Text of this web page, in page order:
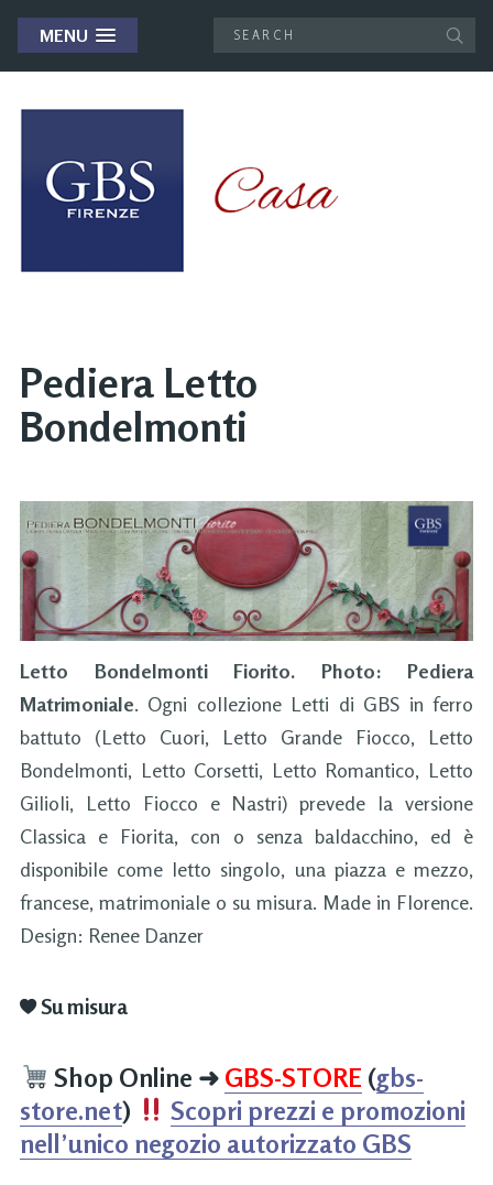
MENU
Pediera Letto
Bondelmonti
Letto Bondelmonti Fiorito. Photo: Pediera
Matrimoniale. Ogni collezione Letti di GBS in ferro
battuto (Letto Cuori, Letto Grande Fiocco, Letto
Bondelmonti, Letto Corsetti, Letto Romantico, Letto
Gilioli, Letto Fiocco e Nastri) prevede la versione
Classica e Fiorita, con o senza baldacchino, ed è
disponibile come letto singolo, una piazza e mezzo,
francese, matrimoniale o su misura. Made in Florence.
Design: Renee Danzer
Su misura
Shop Online ➜ GBS-STORE (gbs-
store.net)
Scopri prezzi e promozioni
nell’unico negozio autorizzato GBS